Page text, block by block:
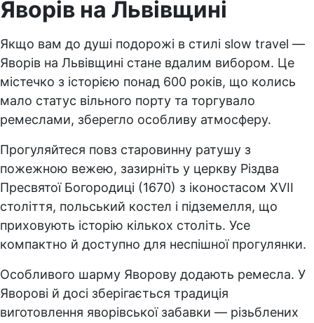
Яворів на Львівщині
Якщо вам до душі подорожі в стилі slow travel —
Яворів на Львівщині стане вдалим вибором. Це
містечко з історією понад 600 років, що колись
мало статус вільного порту та торгувало
ремеслами, зберегло особливу атмосферу.
Прогуляйтеся повз старовинну ратушу з
пожежною вежею, зазирніть у церкву Різдва
Пресвятої Богородиці (1670) з іконостасом XVII
століття, польський костел і підземелля, що
приховують історію кількох століть. Усе
компактно й доступно для неспішної прогулянки.
Особливого шарму Яворову додають ремесла. У
Яворові й досі зберігається традиція
виготовлення яворівської забавки — різьблених